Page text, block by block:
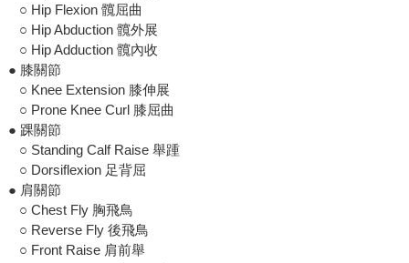
○ Hip Flexion 髖屈曲
○ Hip Abduction 髖外展
○ Hip Adduction 髖內收
● 膝關節
○ Knee Extension 膝伸展
○ Prone Knee Curl 膝屈曲
● 踝關節
○ Standing Calf Raise 舉踵
○ Dorsiflexion 足背屈
● 肩關節
○ Chest Fly 胸飛鳥
○ Reverse Fly 後飛鳥
○ Front Raise 肩前舉